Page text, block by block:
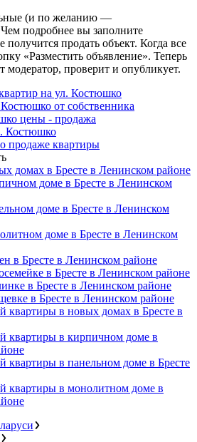
(и по желанию —
подробнее вы заполните
получится продать объект. Когда все
«Разместить объявление». Теперь
модератор, проверит и опубликует.
на ул. Костюшко
от собственника
цены - продажа
Костюшко
продаже квартиры
домах в Бресте в Ленинском районе
доме в Бресте в Ленинском
доме в Бресте в Ленинском
доме в Бресте в Ленинском
в Бресте в Ленинском районе
в Бресте в Ленинском районе
в Бресте в Ленинском районе
в Бресте в Ленинском районе
квартиры в новых домах в Бресте в
квартиры в кирпичном доме в
квартиры в панельном доме в Бресте
квартиры в монолитном доме в